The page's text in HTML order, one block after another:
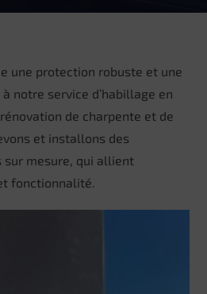
une protection robuste et une
notre service d’habillage en
de charpente et de
et installons des
mesure, qui allient
fonctionnalité.